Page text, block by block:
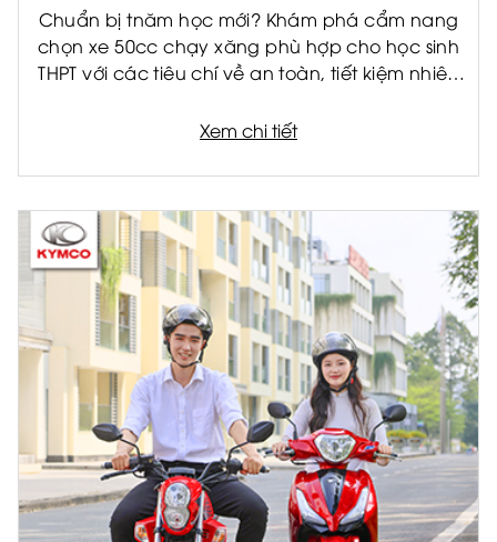
Chuẩn bị tnăm học mới? Khám phá cẩm nang
chọn xe 50cc chạy xăng phù hợp cho học sinh
THPT với các tiêu chí về an toàn, tiết kiệm nhiên
Xem chi tiết